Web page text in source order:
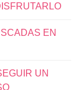
EN
UN